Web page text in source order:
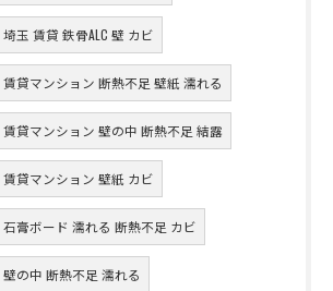
埼玉 賃貸 鉄骨ALC 壁 カビ
賃貸マンション 断熱不足 壁紙 濡れる
賃貸マンション 壁の中 断熱不足 結露
賃貸マンション 壁紙 カビ
石膏ボード 濡れる 断熱不足 カビ
壁の中 断熱不足 濡れる